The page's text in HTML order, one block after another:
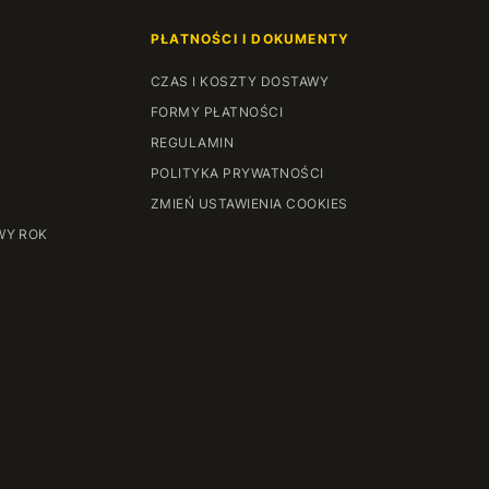
ROK
PŁATNOŚCI I DOKUMENTY
CZAS I KOSZTY DOSTAWY
FORMY PŁATNOŚCI
REGULAMIN
POLITYKA PRYWATNOŚCI
ZMIEŃ USTAWIENIA COOKIES